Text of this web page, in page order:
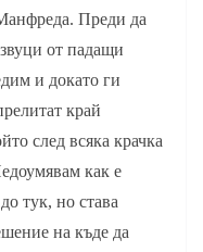
Преди да
от падащи
и докато ги
край
след всяка крачка
как е
тук, но става
на къде да